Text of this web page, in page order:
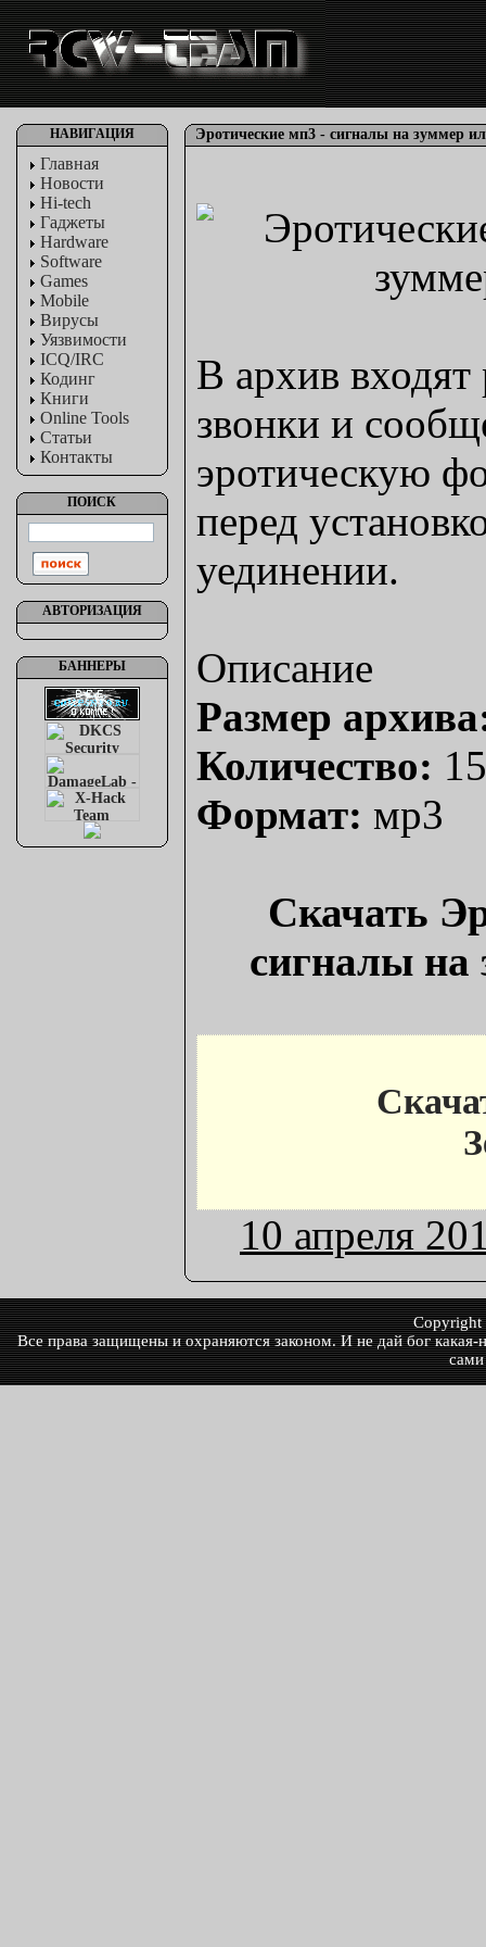
НАВИГАЦИЯ
Главная
Новости
Hi-tech
Гаджеты
Hardware
Software
Games
Mobile
Вирусы
Уязвимости
ICQ/IRC
Кодинг
Книги
Online Tools
Статьи
Контакты
ПОИСК
АВТОРИЗАЦИЯ
БАННЕРЫ
Эротические мп3 - сигналы на зуммер
В архив
звонки и
эротическую
перед
уединении.
Описание
Размер
Количество:
Формат: мр3
Скачать
сигналы
10 апреля
Все права защищены и охраняются законом. И не дай бог какая-
сами